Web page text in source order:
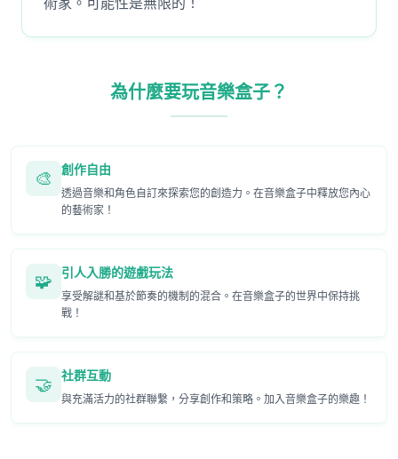
為什麼要玩音樂盒子？
🎨 創作自由
透過音樂和角色自訂來探索您的創造力。在音樂盒子中釋放您內心
的藝術家！
🧩 引人入勝的遊戲玩法
享受解謎和基於節奏的機制的混合。在音樂盒子的世界中保持挑
戰！
🤝 社群互動
與充滿活力的社群聯繫，分享創作和策略。加入音樂盒子的樂趣！